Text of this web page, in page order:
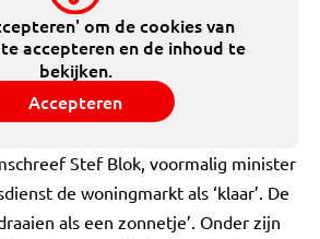
om de cookies van
te accepteren en de inhoud te
bekijken.
Accepteren
Stef Blok, voormalig minister
de woningmarkt als ‘klaar’. De
als een zonnetje’. Onder zijn